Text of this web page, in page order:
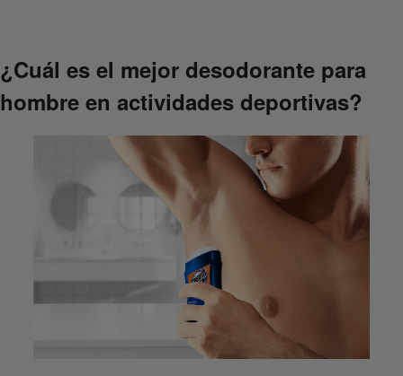
¿Cuál es el mejor desodorante para
hombre en actividades deportivas?